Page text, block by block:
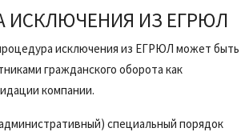
ИСКЛЮЧЕНИЯ ИЗ ЕГРЮЛ
исключения из ЕГРЮЛ может быть
гражданского оборота как
компании.
специальный порядок